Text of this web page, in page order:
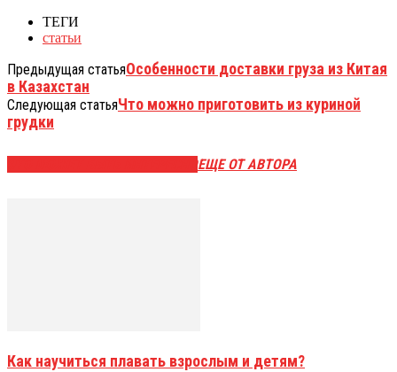
ТЕГИ
статьи
Предыдущая статьяОсобенности доставки груза из Китая
в Казахстан
Следующая статьяЧто можно приготовить из куриной
грудки
ЕЩЕ ОТ АВТОРА
Как научиться плавать взрослым и детям?